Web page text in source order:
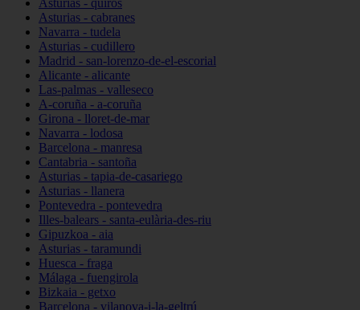
Asturias - quirós
Asturias - cabranes
Navarra - tudela
Asturias - cudillero
Madrid - san-lorenzo-de-el-escorial
Alicante - alicante
Las-palmas - valleseco
A-coruña - a-coruña
Girona - lloret-de-mar
Navarra - lodosa
Barcelona - manresa
Cantabria - santoña
Asturias - tapia-de-casariego
Asturias - llanera
Pontevedra - pontevedra
Illes-balears - santa-eulària-des-riu
Gipuzkoa - aia
Asturias - taramundi
Huesca - fraga
Málaga - fuengirola
Bizkaia - getxo
Barcelona - vilanova-i-la-geltrú